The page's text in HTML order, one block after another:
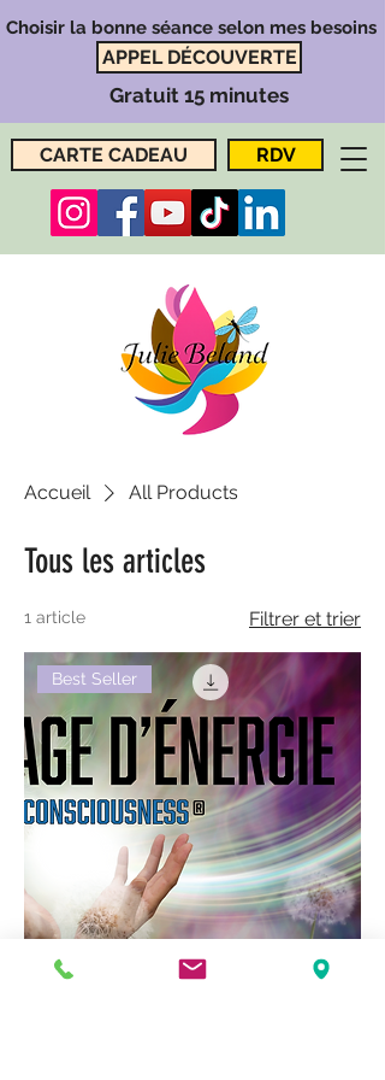
CARTE CADEAU RDV
Choisir la bonne séance selon mes besoins
APPEL DÉCOUVERTE
Gratuit 15 minutes
Accueil All Products
Tous les articles
1 article Filtrer et trier
Best Seller